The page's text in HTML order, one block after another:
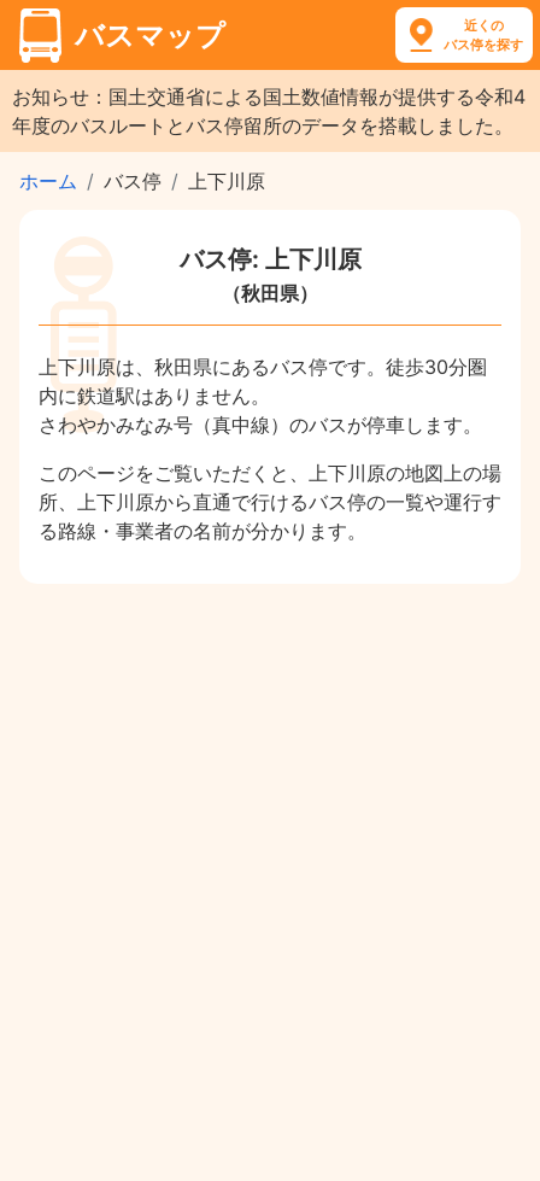
バスマップ
近くの
バス停を探す
お知らせ：国土交通省による国土数値情報が提供する令和4
年度のバスルートとバス停留所のデータを搭載しました。
ホーム バス停 上下川原
バス停: 上下川原
（秋田県）
上下川原は、秋田県にあるバス停です。徒歩30分圏
内に鉄道駅はありません。
さわやかみなみ号（真中線）のバスが停車します。
このページをご覧いただくと、上下川原の地図上の場
所、上下川原から直通で行けるバス停の一覧や運行す
る路線・事業者の名前が分かります。